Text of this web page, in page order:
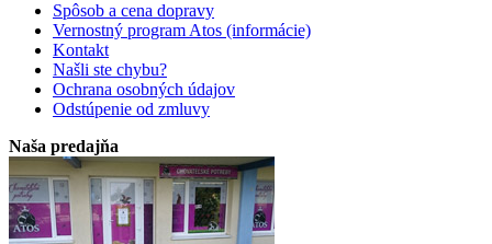
Spôsob a cena dopravy
Vernostný program Atos (informácie)
Kontakt
Našli ste chybu?
Ochrana osobných údajov
Odstúpenie od zmluvy
Naša predajňa